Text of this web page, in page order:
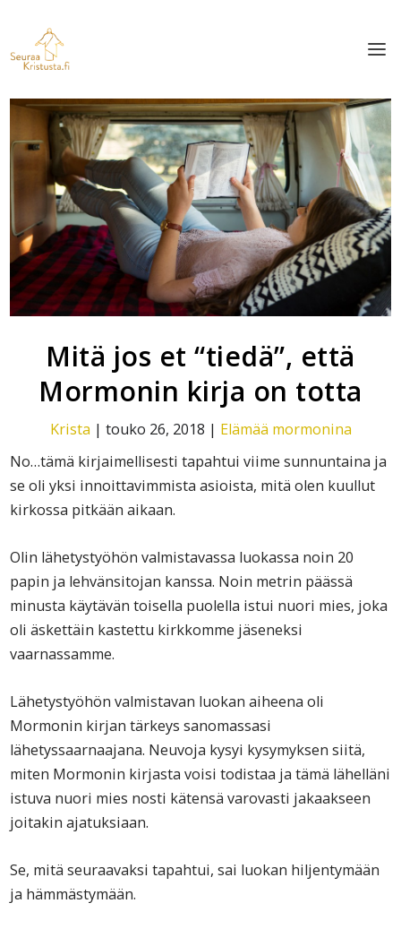
Mitä jos et “tiedä”, että
Mormonin kirja on totta
Krista | touko 26, 2018 | Elämää mormonina
No…tämä kirjaimellisesti tapahtui viime sunnuntaina ja
se oli yksi innoittavimmista asioista, mitä olen kuullut
kirkossa pitkään aikaan.
Olin lähetystyöhön valmistavassa luokassa noin 20
papin ja lehvänsitojan kanssa. Noin metrin päässä
minusta käytävän toisella puolella istui nuori mies, joka
oli äskettäin kastettu kirkkomme jäseneksi
vaarnassamme.
Lähetystyöhön valmistavan luokan aiheena oli
Mormonin kirjan tärkeys sanomassasi
lähetyssaarnaajana. Neuvoja kysyi kysymyksen siitä,
miten Mormonin kirjasta voisi todistaa ja tämä lähelläni
istuva nuori mies nosti kätensä varovasti jakaakseen
joitakin ajatuksiaan.
Se, mitä seuraavaksi tapahtui, sai luokan hiljentymään
ja hämmästymään.